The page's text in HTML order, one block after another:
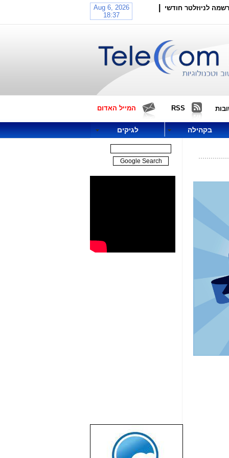
לניוזלטר חודשי
RSS המייל האדום
בקהילה לגיקים
שבוע טוב לכל
הגולשים באשר
הם!!!